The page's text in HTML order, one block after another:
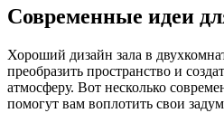
Современные идеи
Хороший дизайн зала в
преобразить пространство и
атмосферу. Вот несколько
помогут вам воплотить свои